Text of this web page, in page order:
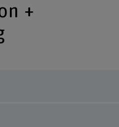
+